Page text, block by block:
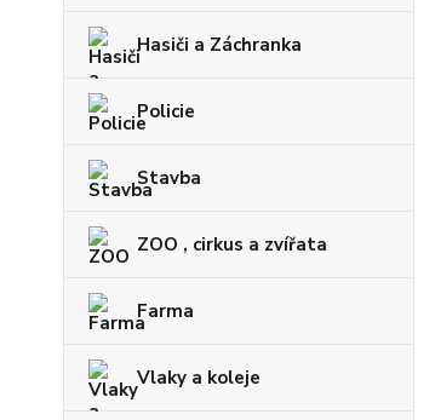
Hasiči a Záchranka
Policie
Stavba
ZOO , cirkus a zvířata
Farma
Vlaky a koleje